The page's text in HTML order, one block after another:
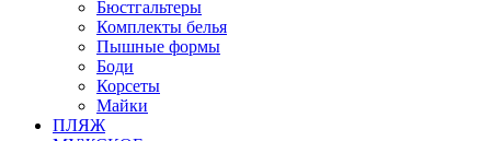
Бюстгальтеры
Комплекты белья
Пышные формы
Боди
Корсеты
Майки
ПЛЯЖ